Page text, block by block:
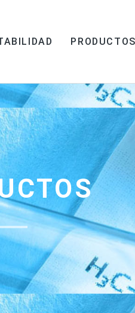
PRODUCTOS